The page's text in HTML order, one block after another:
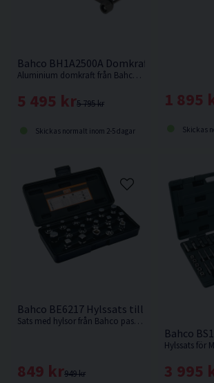
Bahco BH1A2500A Domkraft 2,5 Ton
Aluminium domkraft från Bahco med en lyfthöjd på 485mm och en låg vikt på endast 24,4kg.
5 795 kr
5 495 kr
Skickas normalt inom 2-5 dagar
1 895
Skickas
Bahco BE6217 Hylssats till Oljeplugg 3/8"
Sats med hylsor från Bahco passande oljepluggar hos de flesta biltillverkare.
949 kr
849 kr
Bahco
3 995